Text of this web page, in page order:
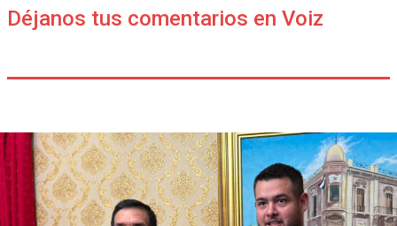
Déjanos tus comentarios en Voiz